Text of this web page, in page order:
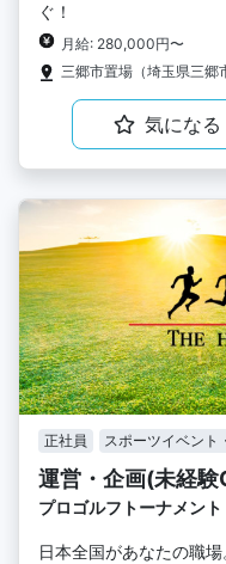
ぐ！
月給: 280,000円〜
三郷市置場（埼玉県三郷
気になる
正社員 スポーツイベント
運営・企画(未経験
プロゴルフトーナメント
日本全国があなたの職